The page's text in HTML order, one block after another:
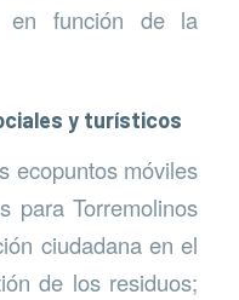
en función de la
y turísticos
ecopuntos móviles
para Torremolinos
ciudadana en el
de los residuos;